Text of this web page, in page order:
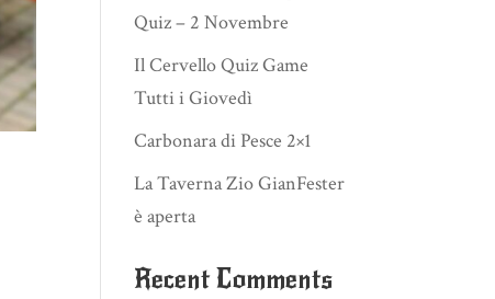
Quiz – 2 Novembre
Il Cervello Quiz Game
Tutti i Giovedì
Carbonara di Pesce 2×1
La Taverna Zio GianFester
è aperta
Recent Comments